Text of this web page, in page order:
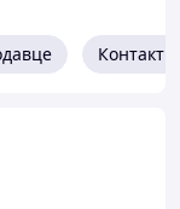
Контакты